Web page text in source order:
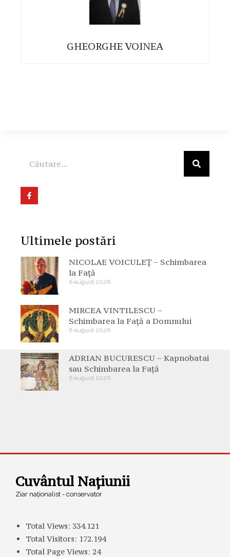
GHEORGHE VOINEA
Ultimele postări
NICOLAE VOICULEȚ – Schimbarea
la Față
6 august 2026
MIRCEA VINTILESCU –
Schimbarea la Față a Domnului
6 august 2026
ADRIAN BUCURESCU – Kapnobatai
sau Schimbarea la Față
6 august 2026
Cuvântul Națiunii
Ziar naționalist - conservator
Total Views: 334.121
Total Visitors: 172.194
Total Page Views: 24